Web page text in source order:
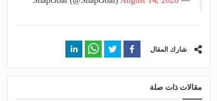
شارك المقال
مقالات ذات صلة